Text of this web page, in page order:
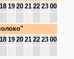
18 19 20 21 22 23 00
18 19 20 21 22 23 00